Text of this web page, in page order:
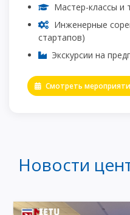
Мастер-классы и
Инженерные
стартапов)
Экскурсии на
Смотреть
Новости